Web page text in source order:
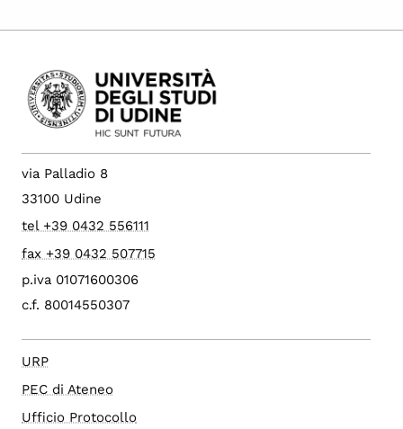
via Palladio 8
33100 Udine
tel +39 0432 556111
fax +39 0432 507715
p.iva 01071600306
c.f. 80014550307
URP
PEC di Ateneo
Ufficio Protocollo